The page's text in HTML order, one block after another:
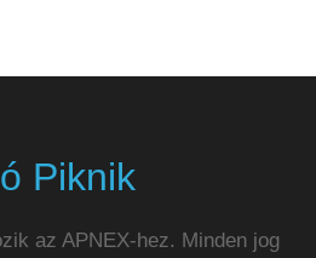
Piknik
az APNEX-hez. Minden jog